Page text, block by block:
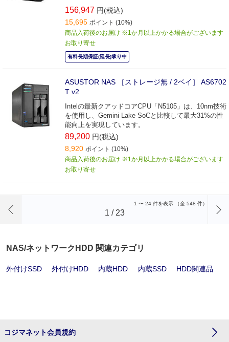
156,947 円(税込)
15,695 ポイント (10%)
商品入荷後のお届け ※1か月以上かかる場合がございます
お取り寄せ
有料長期保証(延長)承り中
ASUSTOR NAS ［ストレージ無 / 2ベイ］ AS6702
T v2
Intelの最新クアッドコアCPU「N5105」は、10nm技術
を使用し、Gemini Lake SoCと比較して最大31%の性
能向上を実現しています。
89,200 円(税込)
8,920 ポイント (10%)
商品入荷後のお届け ※1か月以上かかる場合がございます
お取り寄せ
1 〜 24 件を表示 （全 548 件）
1 / 23
NAS/ネットワークHDD 関連カテゴリ
外付けSSD 外付けHDD 内蔵HDD 内蔵SSD HDD関連品
コジマネット会員規約